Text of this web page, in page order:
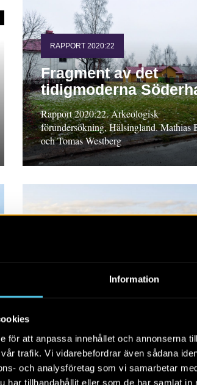
Information
för att anpassa innehållet och annonserna
trafik. Vi vidarebefordrar även sådana
och analysföretag som vi samarbetar
har tillhandahållit eller som de har samlat in
RAPPORT 2020:22
Fragment av det
tidigmoderna
Rapport 2020:22. Arkeologisk
förundersökning, Hälsingland. Mathias
och Tomas Westberg
aktivitetsytor i
Lingström